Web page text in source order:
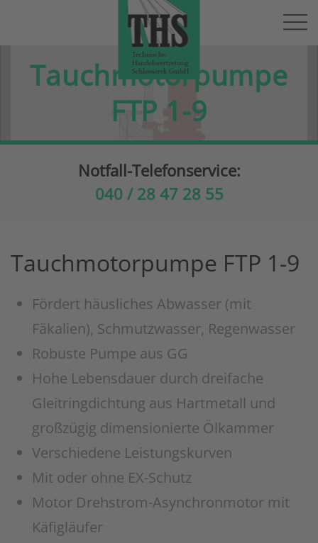
Skip to main content
Tauchmotorpumpe
FTP 1-9
Notfall-Telefonservice:
040 / 28 47 28 55
Tauchmotorpumpe FTP 1-9
Fördert häusliches Abwasser (mit
Fäkalien), Schmutzwasser, Regenwasser
Robuste Pumpe aus GG
Hohe Lebensdauer durch dreifache
Gleitringdichtung aus Hartmetall und
großzügig dimensionierte Ölkammer
Verschiedene Leistungskurven
Mit oder ohne EX-Schutz
Motor Drehstrom-Asynchronmotor mit
Käfigläufer